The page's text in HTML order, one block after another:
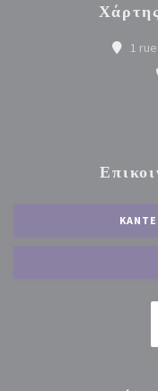
1
ΚΆΝΤΕ